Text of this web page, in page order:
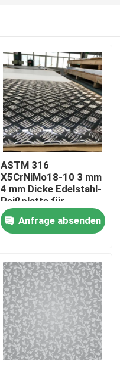
ASTM 316
X5CrNiMo18-10 3 mm
4 mm Dicke Edelstahl-
Reißplatte für
Stufenstufen
Anfrage absenden